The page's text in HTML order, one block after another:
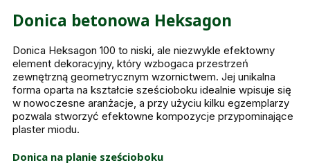
Donica betonowa Heksagon
Donica Heksagon 100 to niski, ale niezwykle efektowny
element dekoracyjny, który wzbogaca przestrzeń
zewnętrzną geometrycznym wzornictwem. Jej unikalna
forma oparta na kształcie sześcioboku idealnie wpisuje się
w nowoczesne aranżacje, a przy użyciu kilku egzemplarzy
pozwala stworzyć efektowne kompozycje przypominające
plaster miodu.
Donica na planie sześcioboku